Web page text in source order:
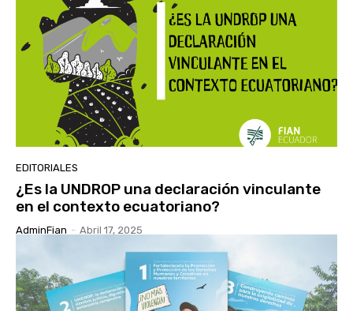
EDITORIALES
¿Es la UNDROP una declaración vinculante
en el contexto ecuatoriano?
AdminFian - Abril 17, 2025